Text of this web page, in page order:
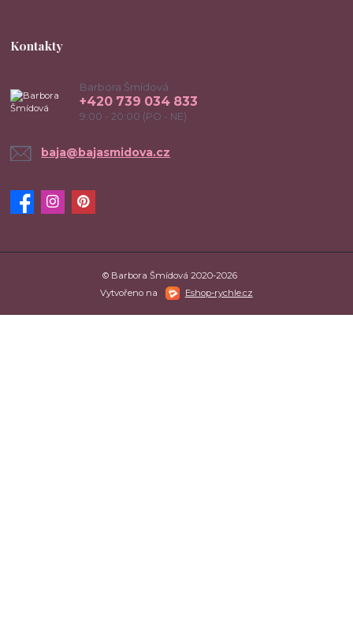
Kontakty
Barbora Šmídová
+420 739 034 833
9:00 - 20:00 (PO - NE)
baja@bajasmidova.cz
© Barbora Šmídová 2020-2026
Vytvořeno na
Eshop-rychle.cz